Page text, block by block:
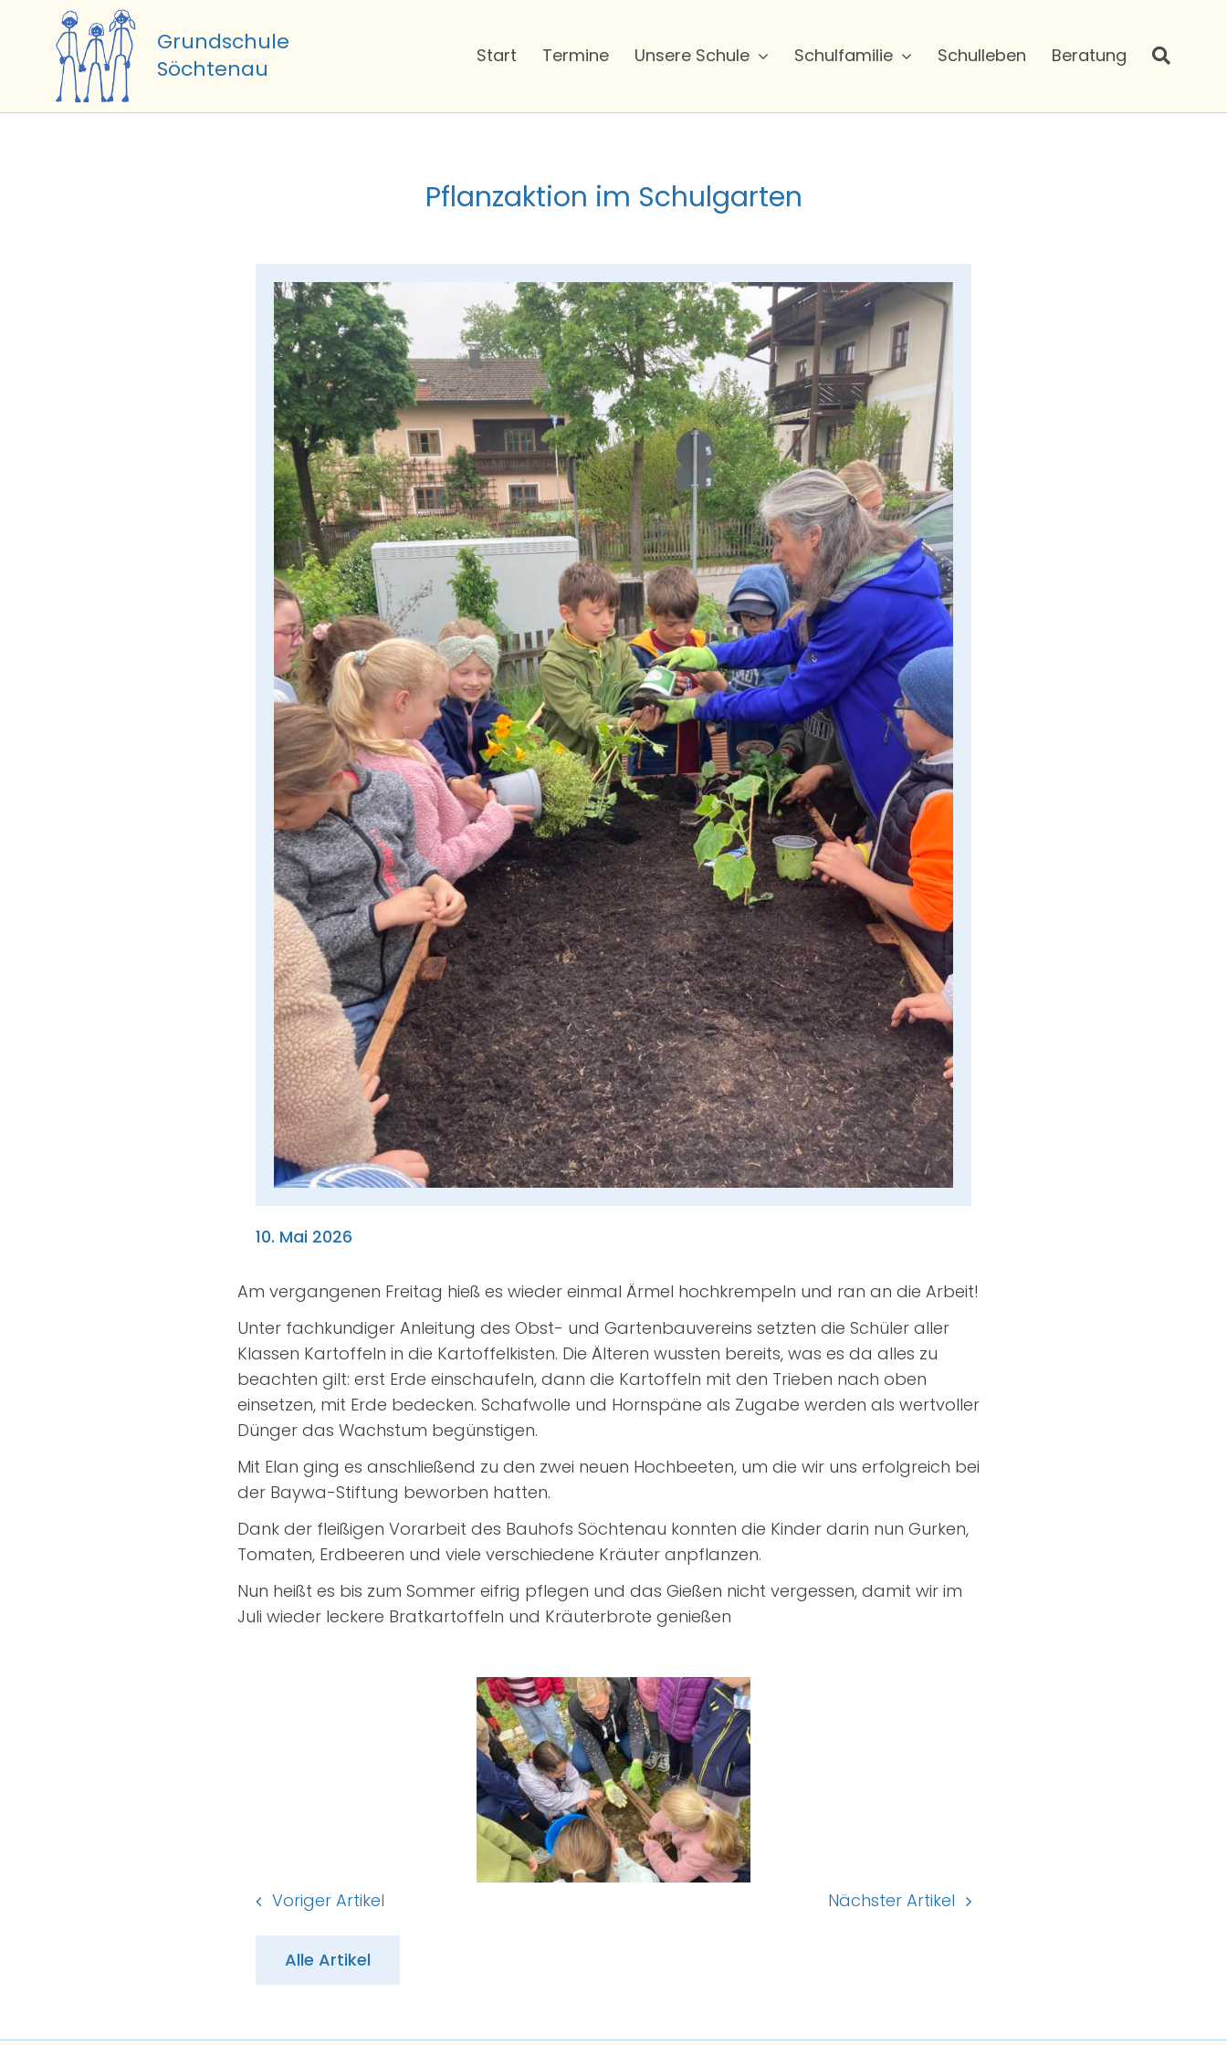
springen
Grundschule
Söchtenau
Start Termine Unsere Schule Schulfamilie Schulleben Beratung
Pflanzaktion im Schulgarten
10. Mai 2026
Am vergangenen Freitag hieß es wieder einmal Ärmel hochkrempeln und ran an die Arbeit!
Unter fachkundiger Anleitung des Obst- und Gartenbauvereins setzten die Schüler aller
Klassen Kartoffeln in die Kartoffelkisten. Die Älteren wussten bereits, was es da alles zu
beachten gilt: erst Erde einschaufeln, dann die Kartoffeln mit den Trieben nach oben
einsetzen, mit Erde bedecken. Schafwolle und Hornspäne als Zugabe werden als wertvoller
Dünger das Wachstum begünstigen.
Mit Elan ging es anschließend zu den zwei neuen Hochbeeten, um die wir uns erfolgreich bei
der Baywa-Stiftung beworben hatten.
Dank der fleißigen Vorarbeit des Bauhofs Söchtenau konnten die Kinder darin nun Gurken,
Tomaten, Erdbeeren und viele verschiedene Kräuter anpflanzen.
Nun heißt es bis zum Sommer eifrig pflegen und das Gießen nicht vergessen, damit wir im
Juli wieder leckere Bratkartoffeln und Kräuterbrote genießen
Voriger Artikel Nächster Artikel
Alle Artikel